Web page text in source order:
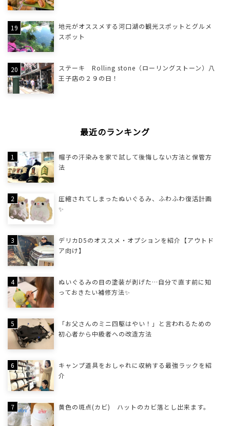
地元がオススメする河口湖の観光スポットとグルメ
スポット
ステーキ Rolling stone（ローリングストーン）八
王子店の２９の日！
最近のランキング
帽子の汗染みを家で試して後悔しない方法と保管方
法
圧縮されてしまったぬいぐるみ、ふわふわ復活計画
✨
デリカD5のオススメ・オプションを紹介【アウトド
ア向け】
ぬいぐるみの目の塗装が剥げた…自分で直す前に知
っておきたい補修方法✨
「お父さんのミニ四駆はやい！」と言われるための
初心者から中級者への改造方法
キャンプ道具をおしゃれに収納する最強ラックを紹
介
黄色の斑点(カビ) ハットのカビ落とし出来ます。